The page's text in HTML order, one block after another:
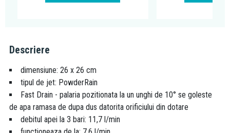
Descriere
dimensiune: 26 x 26 cm
tipul de jet: PowderRain
Fast Drain - palaria pozitionata la un unghi de 10° se goleste
de apa ramasa de dupa dus datorita orificiului din dotare
debitul apei la 3 bari: 11,7 l/min